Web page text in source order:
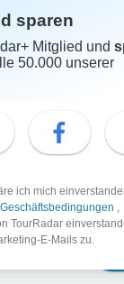
unserer
von
gibt es etwa 20-
sparen
Mitglied und
50.000 unserer
ich mich
,
TourRadar
E-Mails zu.